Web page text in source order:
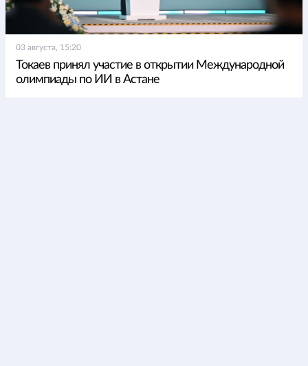
03 августа, 15:20
Токаев принял участие в открытии Международной
олимпиады по ИИ в Астане